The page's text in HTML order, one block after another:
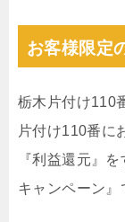
お客様限定
栃木片付け110
片付け110番に
『利益還元』
キャンペーン』